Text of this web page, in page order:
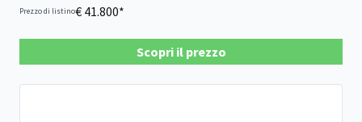
Prezzo di listino€ 41.800*
Scopri il prezzo